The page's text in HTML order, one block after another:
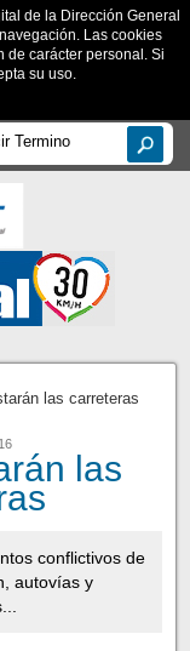
de la Dirección General
Las cookies
de carácter personal. Si
su uso.
las carreteras
las
conflictivos de
autovías y